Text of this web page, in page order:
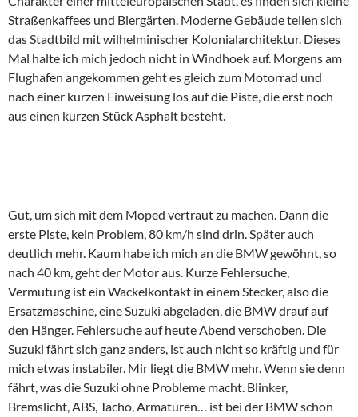
Straßenkaffees und Biergärten. Moderne Gebäude teilen sich
das Stadtbild mit wilhelminischer Kolonialarchitektur. Dieses
Mal halte ich mich jedoch nicht in Windhoek auf. Morgens am
Flughafen angekommen geht es gleich zum Motorrad und
nach einer kurzen Einweisung los auf die Piste, die erst noch
aus einen kurzen Stück Asphalt besteht.
Gut, um sich mit dem Moped vertraut zu machen. Dann die
erste Piste, kein Problem, 80 km/h sind drin. Später auch
deutlich mehr. Kaum habe ich mich an die BMW gewöhnt, so
nach 40 km, geht der Motor aus. Kurze Fehlersuche,
Vermutung ist ein Wackelkontakt in einem Stecker, also die
Ersatzmaschine, eine Suzuki abgeladen, die BMW drauf auf
den Hänger. Fehlersuche auf heute Abend verschoben. Die
Suzuki fährt sich ganz anders, ist auch nicht so kräftig und für
mich etwas instabiler. Mir liegt die BMW mehr. Wenn sie denn
fährt, was die Suzuki ohne Probleme macht. Blinker,
Bremslicht, ABS, Tacho, Armaturen… ist bei der BMW schon